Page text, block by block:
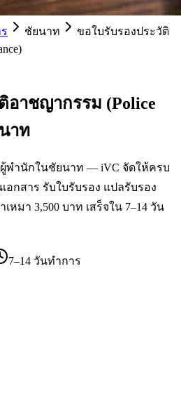
ชัยนาท
ขอใบรับรองประวัติ
อาชญากรรม (Police
าท
บผู้พำนักในชัยนาท — iVC จัดให้ครบ
กสาร รับใบรับรอง แปลรับรอง
เหมา 3,500 บาท เสร็จใน 7–14 วัน
7–14 วันทำการ